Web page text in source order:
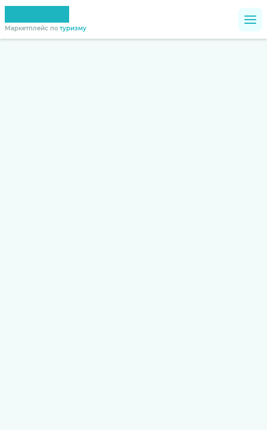
Маркетплейс по туризму